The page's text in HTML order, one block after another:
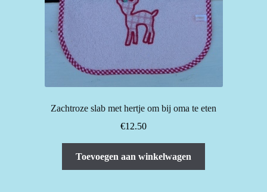
Zachtroze slab met hertje om bij oma te eten
€12.50
Toevoegen aan winkelwagen